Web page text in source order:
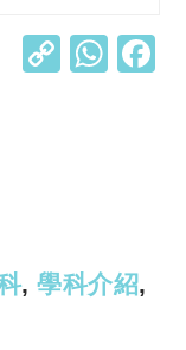
C
k
W
p
, 學科介紹,